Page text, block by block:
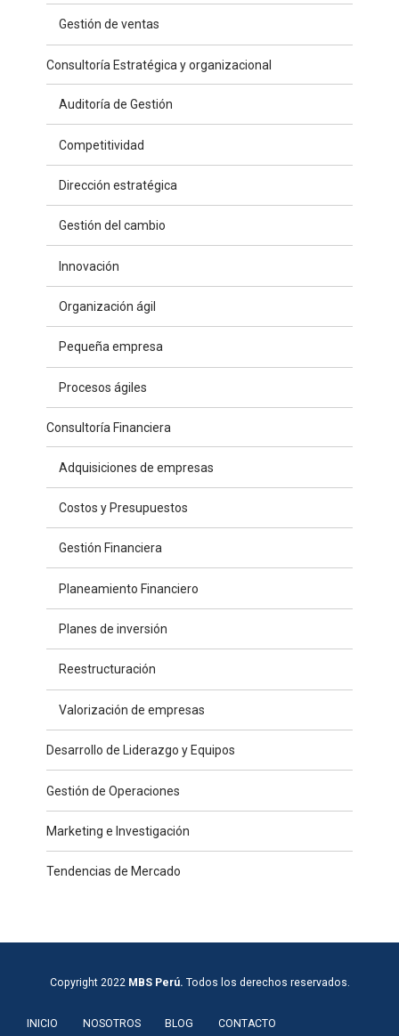
Gestión de ventas
Consultoría Estratégica y organizacional
Auditoría de Gestión
Competitividad
Dirección estratégica
Gestión del cambio
Innovación
Organización ágil
Pequeña empresa
Procesos ágiles
Consultoría Financiera
Adquisiciones de empresas
Costos y Presupuestos
Gestión Financiera
Planeamiento Financiero
Planes de inversión
Reestructuración
Valorización de empresas
Desarrollo de Liderazgo y Equipos
Gestión de Operaciones
Marketing e Investigación
Tendencias de Mercado
Copyright 2022 MBS Perú. Todos los derechos reservados.
INICIO NOSOTROS BLOG CONTACTO